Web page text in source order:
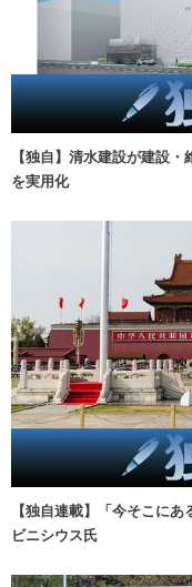
【独自】清水建設が建設
を実用化
【独自連載】「今そこに
ビニシウス氏